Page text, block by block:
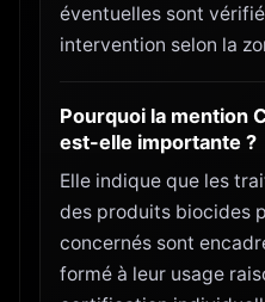
éventuelles sont
intervention selon la
Pourquoi la mention
est-elle importante ?
Elle indique que les
des produits biocides
concernés sont
formé à leur usage